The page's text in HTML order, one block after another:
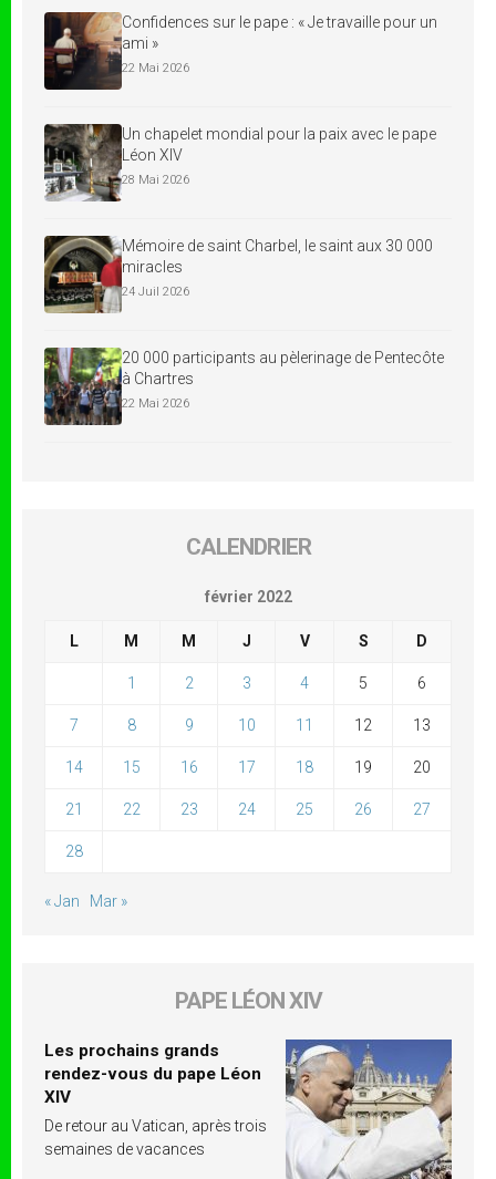
Confidences sur le pape : « Je travaille pour un
ami »
22 Mai 2026
Un chapelet mondial pour la paix avec le pape
Léon XIV
28 Mai 2026
Mémoire de saint Charbel, le saint aux 30 000
miracles
24 Juil 2026
20 000 participants au pèlerinage de Pentecôte
à Chartres
22 Mai 2026
CALENDRIER
février 2022
L M M J V S D
1 2 3 4 5 6
7 8 9 10 11 12 13
14 15 16 17 18 19 20
21 22 23 24 25 26 27
28
« Jan Mar »
PAPE LÉON XIV
Les prochains grands
rendez-vous du pape Léon
XIV
De retour au Vatican, après trois
semaines de vacances